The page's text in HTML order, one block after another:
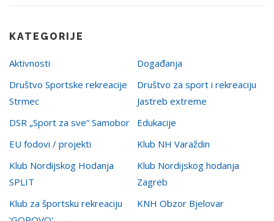
KATEGORIJE
Aktivnosti
Događanja
Društvo Sportske rekreacije
Strmec
Društvo za sport i rekreaciju
Jastreb extreme
DSR „Sport za sve“ Samobor
Edukacije
EU fodovi / projekti
Klub NH Varaždin
Klub Nordijskog Hodanja
SPLIT
Klub Nordijskog hodanja
Zagreb
Klub za športsku rekreaciju
KNH Obzor Bjelovar